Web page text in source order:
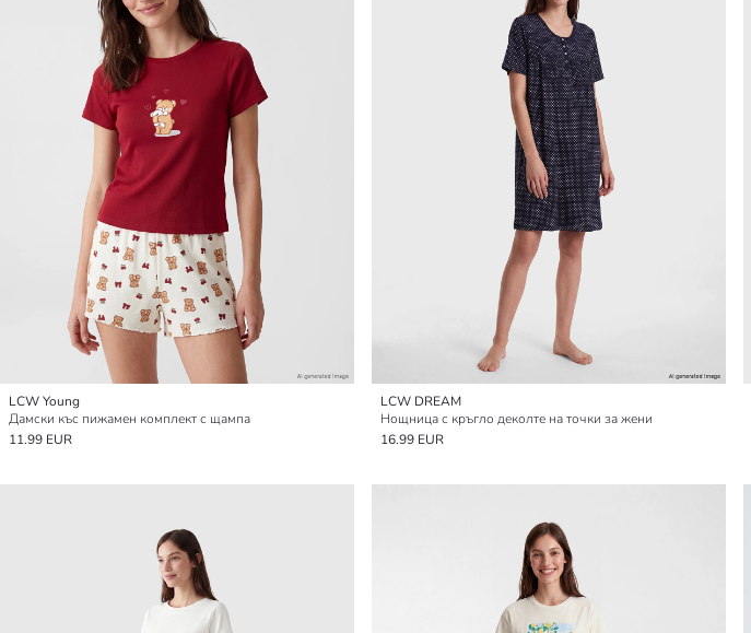
LCW Young
Дамски къс пижамен комплект с щампа
11.99 EUR
LCW DREAM
Нощница с кръгло деколте на точки за жени
16.99 EUR